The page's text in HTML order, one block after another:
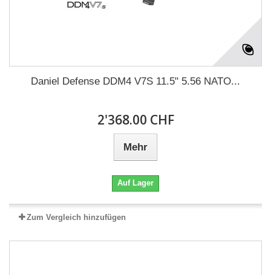
Daniel Defense DDM4 V7S 11.5" 5.56 NATO...
2'368.00 CHF
Mehr
Auf Lager
Zum Vergleich hinzufügen